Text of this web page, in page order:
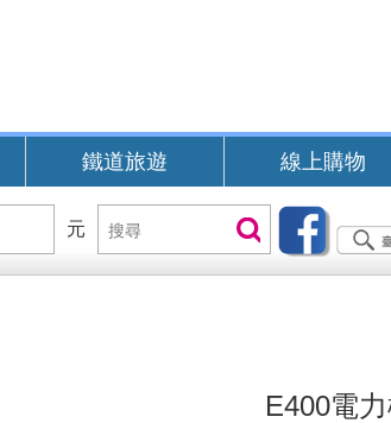
鐵道旅遊 線上購物
元
搜
尋
搜尋
E400電